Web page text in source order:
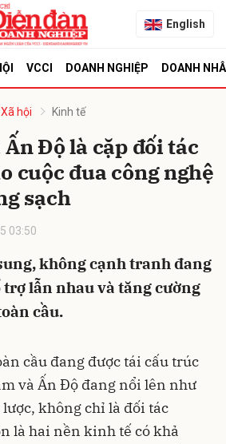
English
VCCI DOANH NGHIỆP DOANH
hội Kinh tế
Độ là cặp đối tác
cuộc đua công nghệ
sạch
03:50
không cạnh tranh đang
lẫn nhau và tăng cường
cầu.
cầu đang được tái cấu trúc
và Ấn Độ đang nổi lên như
không chỉ là đối tác
là hai nền kinh tế có khả
Hủy